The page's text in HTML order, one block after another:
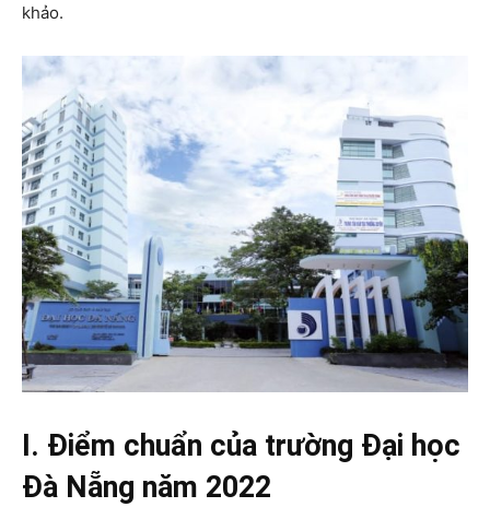
khảo.
I. Điểm chuẩn của trường Đại học
Đà Nẵng năm 2022